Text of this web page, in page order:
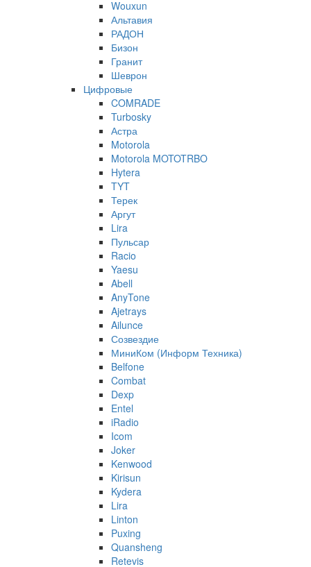
Wouxun
Альтавия
РАДОН
Бизон
Гранит
Шеврон
Цифровые
COMRADE
Turbosky
Астра
Motorola
Motorola MOTOTRBO
Hytera
TYT
Терек
Аргут
Lira
Пульсар
Racio
Yaesu
Abell
AnyTone
Ajetrays
Ailunce
Созвездие
МиниКом (Информ Техника)
Belfone
Combat
Dexp
Entel
iRadio
Icom
Joker
Kenwood
Kirisun
Kydera
Lira
Linton
Puxing
Quansheng
Retevis